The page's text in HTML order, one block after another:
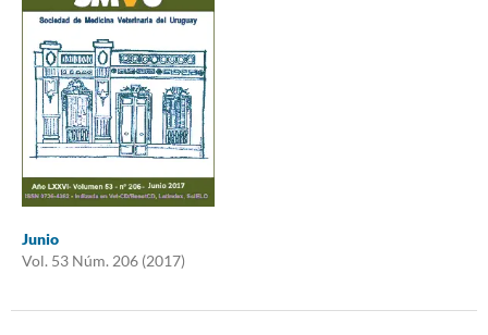
Junio
Vol. 53 Núm. 206 (2017)